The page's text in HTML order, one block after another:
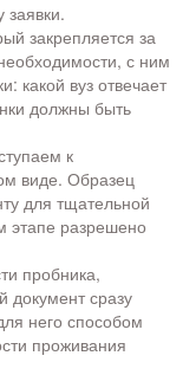
закрепляется за
с ним
какой вуз отвечает
должны быть
к
виде. Образец
для тщательной
этапе разрешено
пробника,
документ сразу
него способом
проживания